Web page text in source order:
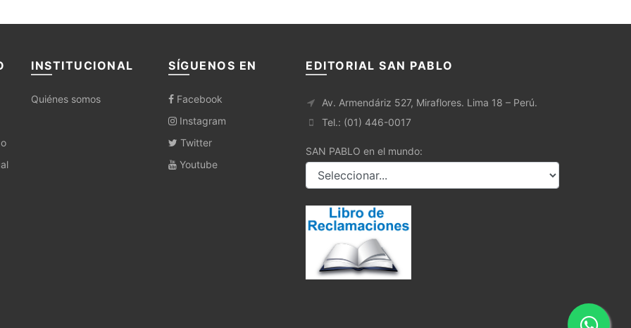
INSTITUCIONAL
Quiénes somos
SÍGUENOS EN
Facebook
Instagram
Twitter
Youtube
EDITORIAL SAN PABLO
Av. Armendáriz 527, Miraflores. Lima 18 – Perú.
Tel.: (01) 446-0017
SAN PABLO en el mundo: